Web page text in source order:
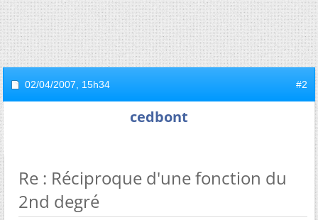
02/04/2007, 15h34 #2
cedbont
Re : Réciproque d'une fonction du
2nd degré